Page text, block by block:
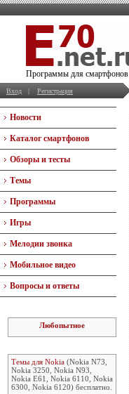
Программы для смартфонов
Вход | Регистрация
Новости
Каталог смартфонов
Обзоры и тесты
Темы
Программы
Игры
Мелодии звонка
Мобильное видео
Вопросы и ответы
Любопытное
Темы для Nokia (Nokia N73,
Nokia 3250, Nokia N93,
Nokia E61, Nokia 6110, Nokia
6300, Nokia 6120) бесплатно.